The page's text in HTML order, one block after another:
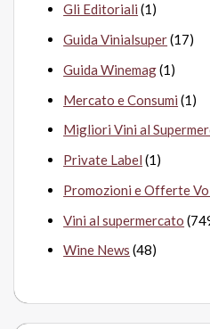
Gli Editoriali (1)
Guida Vinialsuper(17)
Guida Winemag(1)
Mercato e Consumi (1)
Migliori Vini al
Private Label (1)
Promozioni e Offerte
Vini al supermercato
Wine News (48)